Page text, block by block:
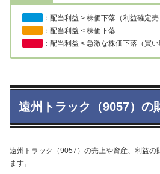
：配当利益 > 株価下落（利益確定売
：配当利益 < 株価下落
：配当利益 < 急激な株価下落（買い
遠州トラック（9057）の
遠州トラック（9057）の売上や資産、利益の
ます。